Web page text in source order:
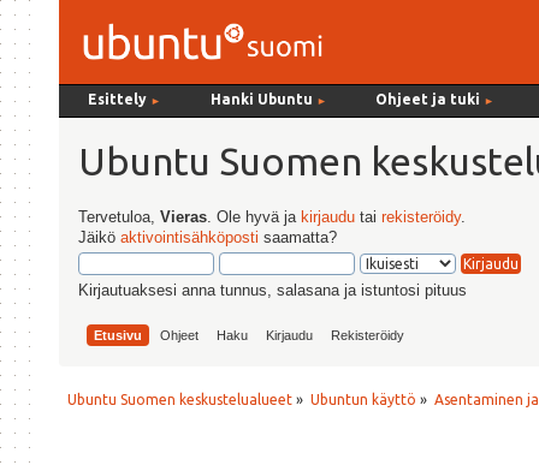
Esittely ► Hanki Ubuntu ► Ohjeet ja tuki ►
Ubuntu Suomen
Tervetuloa,Vieras . Ole hyvä ja kirjaudu tairekisteröidy.
Jäiköaktivointisähköposti saamatta?
Kirjautuaksesi anna tunnus, salasana ja istuntosi pituus
Etusivu Ohjeet Haku Kirjaudu Rekisteröidy
Ubuntu Suomen keskustelualueet » Ubuntun käyttö » Asentaminen